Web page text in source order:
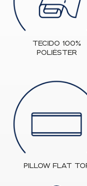
TECIDO 100%
POLIÉSTER
PILLOW FLAT